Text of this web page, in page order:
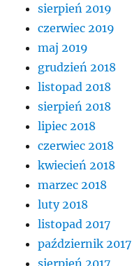
sierpień 2019
czerwiec 2019
maj 2019
grudzień 2018
listopad 2018
sierpień 2018
lipiec 2018
czerwiec 2018
kwiecień 2018
marzec 2018
luty 2018
listopad 2017
październik 2017